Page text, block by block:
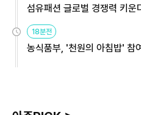
섬유패션 글로벌 경쟁력 키
원
18분전
농식품부, '천원의 아침밥' 참